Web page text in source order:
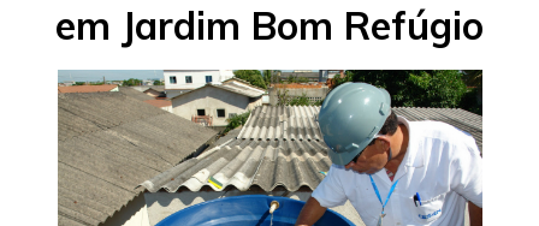
em Jardim Bom Refúgio